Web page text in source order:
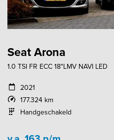
Seat Arona
1.0 TSI FR ECC 18"LMV NAVI LED
2021
177.324 km
Handgeschakeld